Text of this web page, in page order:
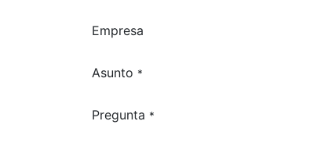
Empresa
Asunto *
Pregunta *